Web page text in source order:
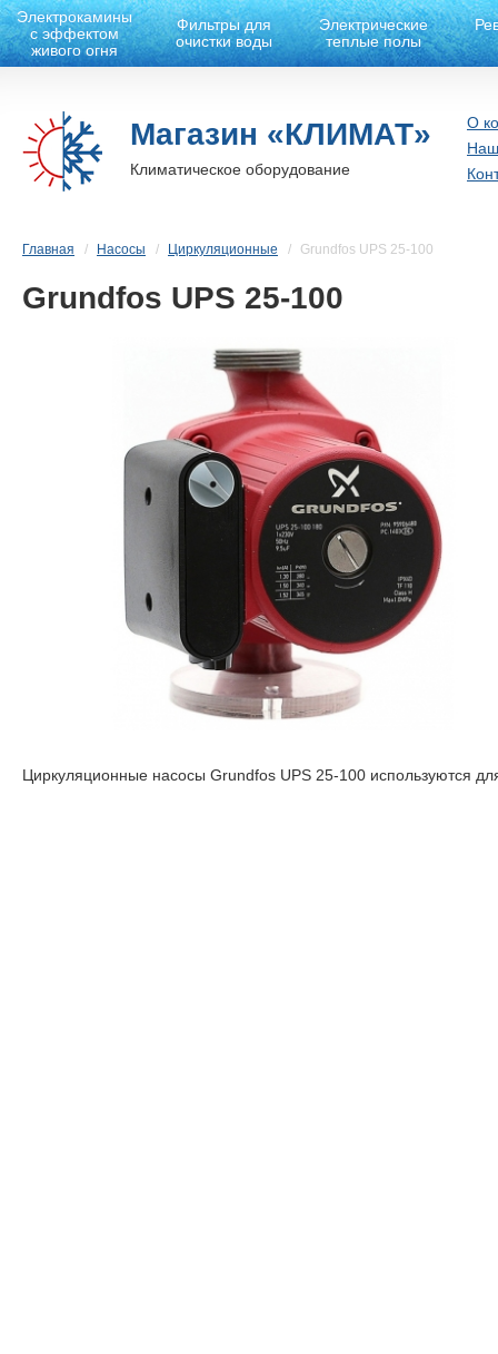
Электрокамины
с эффектом
живого огня
Фильтры для
очистки воды
Электрические
теплые полы
Магазин «КЛИМАТ»
Климатическое оборудование
О
Главная Насосы Циркуляционные Grundfos UPS 25-100
Grundfos UPS 25-100
Циркуляционные насосы Grundfos UPS 25-100 используются